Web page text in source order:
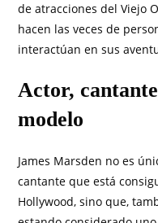
de atracciones del Viejo
hacen las veces de
interactúan en sus
Actor,
modelo
James Marsden no es
cantante que está
Hollywood, sino que,